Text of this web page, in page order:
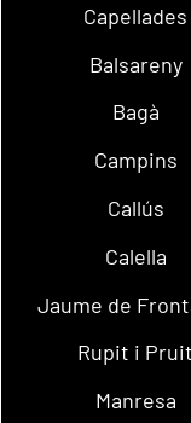
Capellades
Balsareny
Bagà
Campins
Callús
Calella
Jaume de
Rupit i Pruit
Manresa